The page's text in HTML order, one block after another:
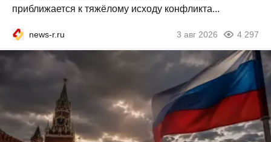
приближается к тяжёлому исходу конфликта...
news-r.ru 3 авг 2026 4 297